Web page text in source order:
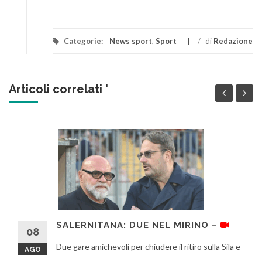
Categorie: News sport, Sport / di Redazione
Articoli correlati '
08
AGO
SALERNITANA: DUE NEL MIRINO –
Due gare amichevoli per chiudere il ritiro sulla Sila e